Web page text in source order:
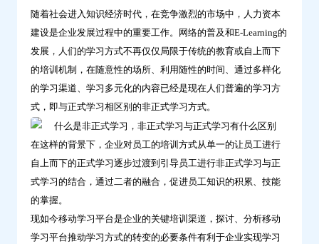
随着社会进入知识经济时代，在竞争激烈的市场中，人力资本
建设是企业发展过程中的重要工作。网络的普及和E-Learning的
发展，人们的学习方式不再仅仅局限于传统的教育或自上而下
的培训机制，在随意性的场所、利用随性的时间、通过多样化
的学习渠道、学习多元化的内容已经是现在人们普遍的学习方
式，即与正式学习相区别的非正式学习方式。
在这样的背景下，企业对员工的培训方式从单一的让员工进行
自上而下的正式学习逐步过渡到引导员工进行非正式学习与正
式学习的结合，通过二者的融合，促进员工知识的积累、技能
的掌握。
现如今移动学习平台是企业的关键培训渠道，探讨、分析移动
学习平台推动学习方式的转变的必要条件有利于企业实现学习